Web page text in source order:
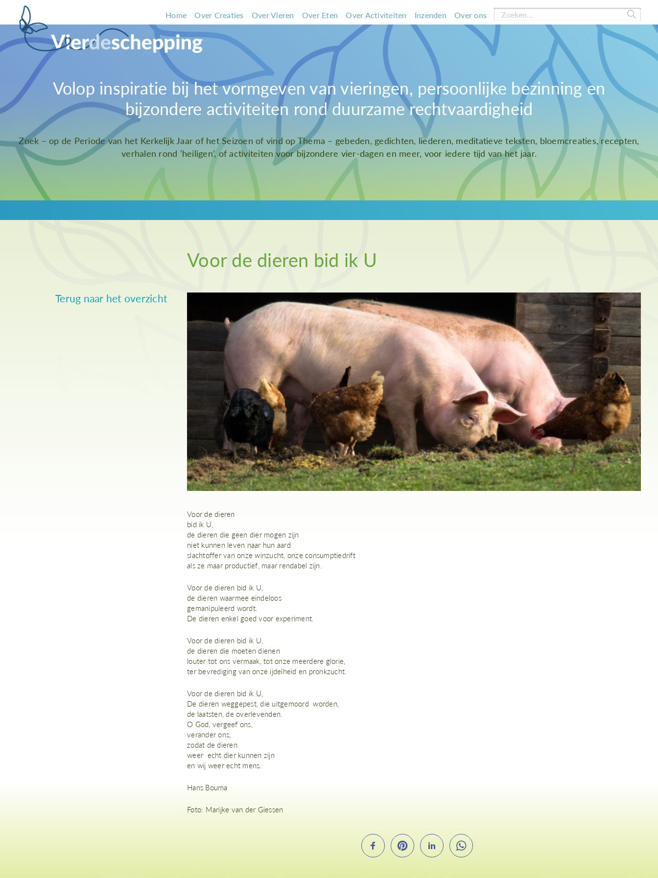
Home Over Creaties Over Vieren Over Eten Over Activiteiten Inzenden Over ons
Volop inspiratie bij het vormgeven van vieringen, persoonlijke bezinning en
bijzondere activiteiten rond duurzame rechtvaardigheid
Zoek – op de Periode van het Kerkelijk Jaar of het Seizoen of vind op Thema – gebeden, gedichten, liederen, meditatieve teksten, bloemcreaties, recepten,
verhalen rond ‘heiligen’, of activiteiten voor bijzondere vier-dagen en meer, voor iedere tijd van het jaar.
Terug naar het overzicht
Voor de dieren bid ik U
Voor de dieren
bid ik U,
de dieren die geen dier mogen zijn
niet kunnen leven naar hun aard
slachtoffer van onze winzucht, onze consumptiedrift
als ze maar productief, maar rendabel zijn.
Voor de dieren bid ik U,
de dieren waarmee eindeloos
gemanipuleerd wordt.
De dieren enkel goed voor experiment.
Voor de dieren bid ik U,
de dieren die moeten dienen
louter tot ons vermaak, tot onze meerdere glorie,
ter bevrediging van onze ijdelheid en pronkzucht.
Voor de dieren bid ik U,
De dieren weggepest, die uitgemoord worden,
de laatsten, de overlevenden.
O God, vergeef ons,
verander ons,
zodat de dieren
weer echt dier kunnen zijn
en wij weer echt mens.
Hans Bouma
Foto: Marijke van der Giessen